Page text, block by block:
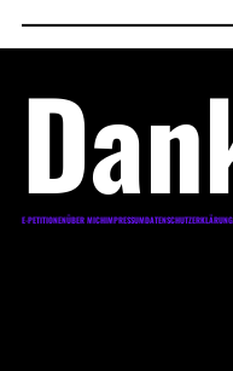
E-PETITIONENÜBER MICHIMPRESSUMDATENSCHUTZERKLÄRUNG